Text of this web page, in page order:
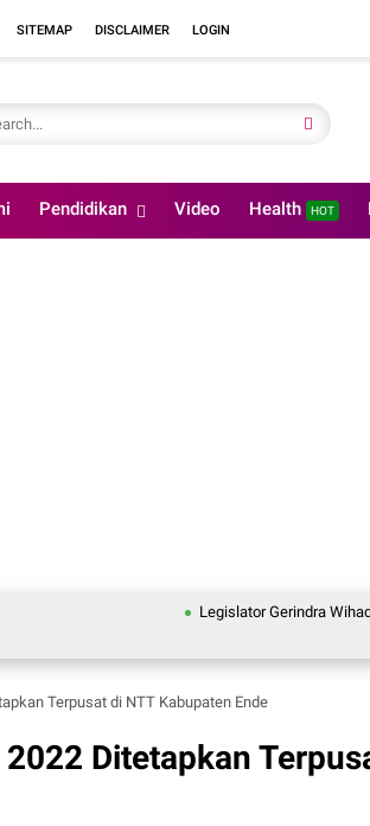
SITEMAP DISCLAIMER LOGIN
Pendidikan Video Health HOT
Legislator Gerindra Wihadi
Terpusat di NTT Kabupaten Ende
Ditetapkan